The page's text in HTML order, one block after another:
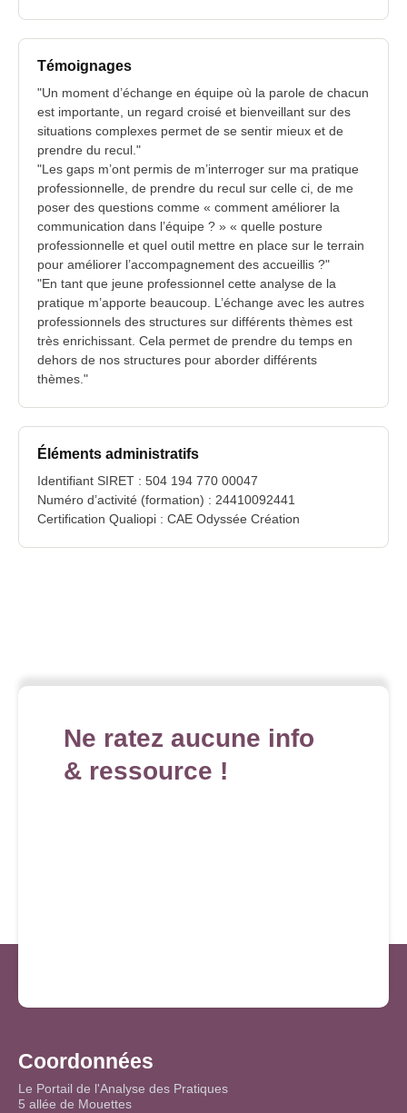
Témoignages
"Un moment d’échange en équipe où la parole de chacun
est importante, un regard croisé et bienveillant sur des
situations complexes permet de se sentir mieux et de
prendre du recul."
"Les gaps m’ont permis de m’interroger sur ma pratique
professionnelle, de prendre du recul sur celle ci, de me
poser des questions comme « comment améliorer la
communication dans l’équipe ? » « quelle posture
professionnelle et quel outil mettre en place sur le terrain
pour améliorer l’accompagnement des accueillis ?"
"En tant que jeune professionnel cette analyse de la
pratique m’apporte beaucoup. L’échange avec les autres
professionnels des structures sur différents thèmes est
très enrichissant. Cela permet de prendre du temps en
dehors de nos structures pour aborder différents
thèmes."
Éléments administratifs
Identifiant SIRET : 504 194 770 00047
Numéro d’activité (formation) : 24410092441
Certification Qualiopi : CAE Odyssée Création
Ne ratez aucune info
& ressource !
Coordonnées
Le Portail de l'Analyse des Pratiques
5 allée de Mouettes